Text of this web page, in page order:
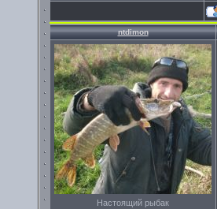
ntdimon
Настоящий рыбак